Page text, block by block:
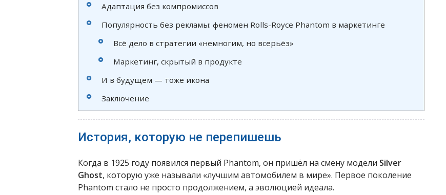
Адаптация без компромиссов
Популярность без рекламы: феномен Rolls-Royce Phantom в маркетинге
Всё дело в стратегии «немногим, но всерьёз»
Маркетинг, скрытый в продукте
И в будущем — тоже икона
Заключение
История, которую не перепишешь
Когда в 1925 году появился первый Phantom, он пришёл на смену модели Silver
Ghost, которую уже называли «лучшим автомобилем в мире». Первое поколение
Phantom стало не просто продолжением, а эволюцией идеала.